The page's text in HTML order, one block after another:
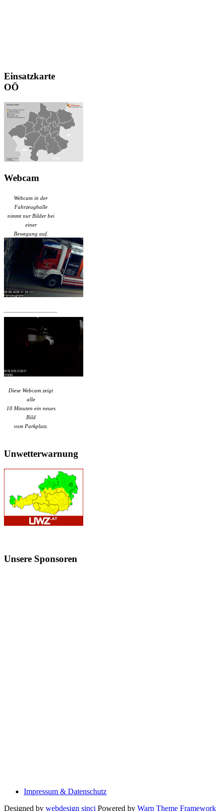
Einsatzkarte
OÖ
Webcam
Webcam in der
Fahrzeughalle
nimmt nur Bilder bei
einer
Bewegung auf.
Diese Webcam zeigt
alle
10 Minuten ein neues
Bild
vom Parkplatz.
Unwetterwarnung
Unsere Sponsoren
Impressum & Datenschutz
Designed by webdesign sinci Powered by Warp Theme Framework